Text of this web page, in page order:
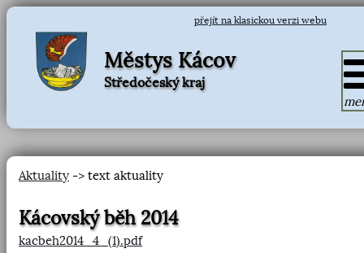
přejít na klasickou verzi webu
Městys Kácov
Středočeský kraj
Aktuality -> text aktuality
Kácovský běh 2014
kacbeh2014_4_(1).pdf